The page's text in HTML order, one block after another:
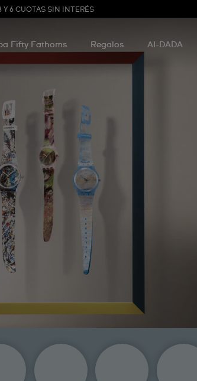
Y 6 CUOTAS SIN INTERÉS
Fifty Fathoms Regalos AI-DADA